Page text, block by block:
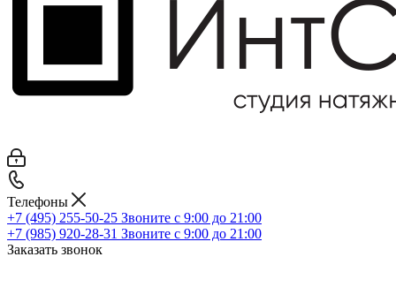
Телефоны
+7 (495) 255-50-25 Звоните с 9:00 до 21:00
+7 (985) 920-28-31 Звоните с 9:00 до 21:00
Заказать звонок